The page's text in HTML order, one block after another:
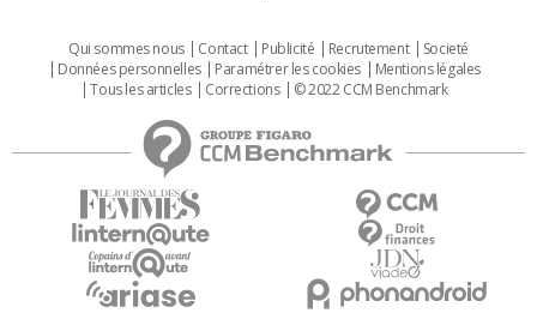
Qui sommes nous Contact Publicité Recrutement
Societé
Données personnelles
Paramétrer les cookies
Mentions légales
Tous les articles
Corrections © 2022 CCM Benchmark